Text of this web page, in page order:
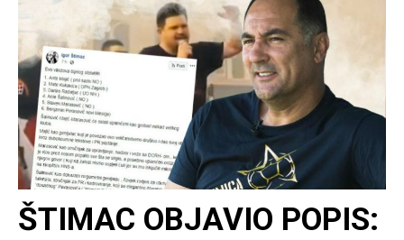
ŠTIMAC OBJAVIO POPIS: